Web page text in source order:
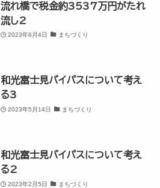
流れ橋で税金約3537万円がたれ
流し2
2023年6月4日 まちづくり
和光富士見バイパスについて考え
る3
2023年5月14日 まちづくり
和光富士見バイパスについて考え
る2
2023年2月5日 まちづくり